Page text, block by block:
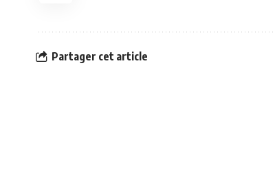
Partager cet article